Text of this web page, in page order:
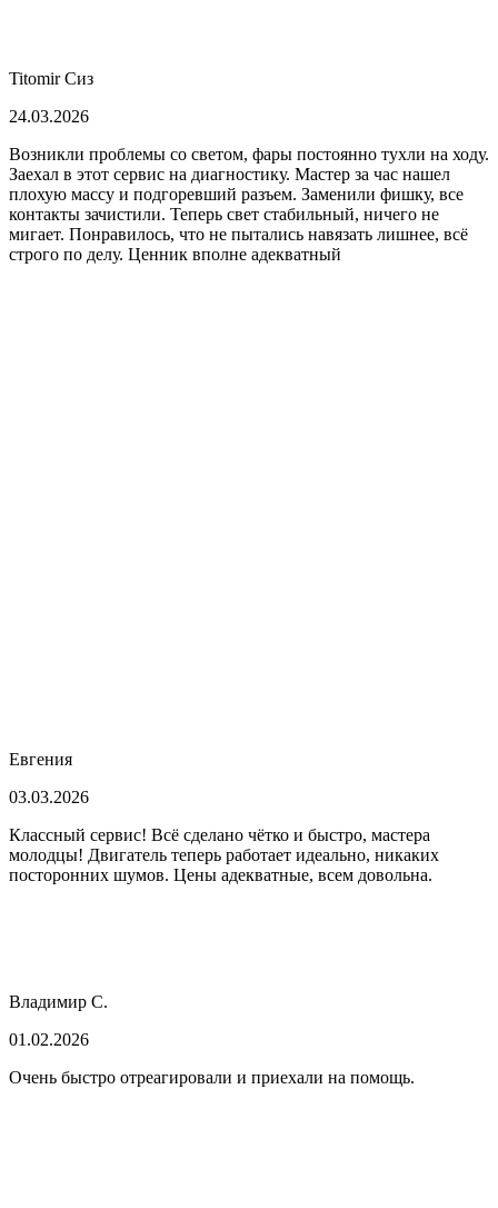
Titomir Сиз
24.03.2026
Возникли проблемы со светом, фары постоянно тухли на ходу.
Заехал в этот сервис на диагностику. Мастер за час нашел
плохую массу и подгоревший разъем. Заменили фишку, все
контакты зачистили. Теперь свет стабильный, ничего не
мигает. Понравилось, что не пытались навязать лишнее, всё
строго по делу. Ценник вполне адекватный
Евгения
03.03.2026
Классный сервис! Всё сделано чётко и быстро, мастера
молодцы! Двигатель теперь работает идеально, никаких
посторонних шумов. Цены адекватные, всем довольна.
Владимир С.
01.02.2026
Очень быстро отреагировали и приехали на помощь.